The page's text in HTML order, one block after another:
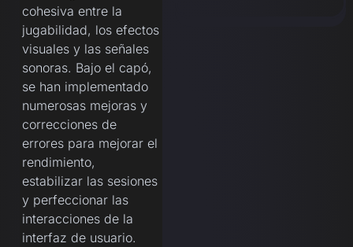
cohesiva entre la
jugabilidad, los efectos
visuales y las señales
sonoras. Bajo el capó,
se han implementado
numerosas mejoras y
correcciones de
errores para mejorar el
rendimiento,
estabilizar las sesiones
y perfeccionar las
interacciones de la
interfaz de usuario.